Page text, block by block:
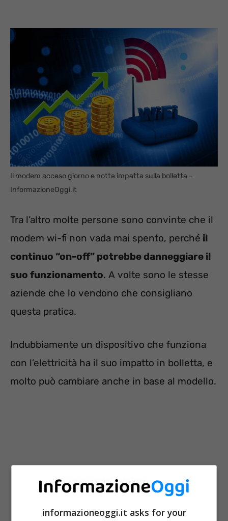
Il modem acceso giorno e notte impatta sulla bolletta –
InformazioneOggi.it
Tra l’altro molte persone sono convinte che il
modem wi-fi non vada mai spento, perché il
continuo “on-off” potrebbe danneggiare il
suo funzionamento. A volte sono le stesse
aziende che lo vendono che consigliano
questa pratica.
Indubbiamente un dispositivo che funziona
con l’elettricità ha il suo impatto in bolletta, e
molto può cambiare anche in base al modello.
informazioneoggi.it asks for your